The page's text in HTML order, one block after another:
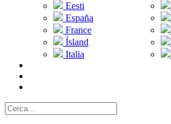
Eesti
España
France
Ísland
Italia